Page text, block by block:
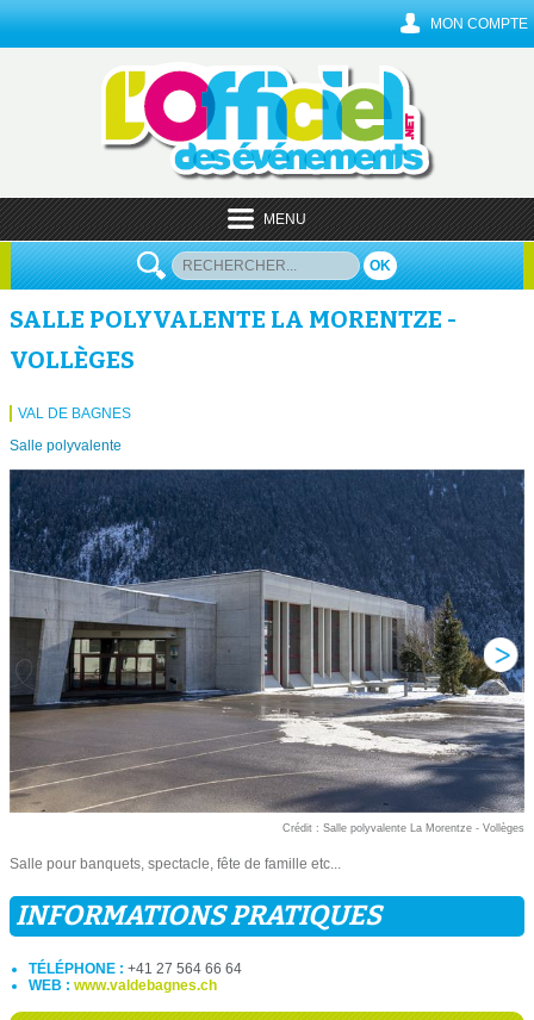
MON COMPTE
MENU
OK
SALLE POLYVALENTE LA MORENTZE -
VOLLÈGES
VAL DE BAGNES
Salle polyvalente
Crédit : Salle polyvalente La Morentze - Vollèges
Salle pour banquets, spectacle, fête de famille etc...
INFORMATIONS PRATIQUES
TÉLÉPHONE : +41 27 564 66 64
WEB : www.valdebagnes.ch